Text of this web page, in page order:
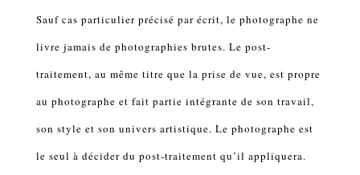
Sauf cas particulier précisé par écrit, le photographe ne
livre jamais de photographies brutes. Le post-
traitement, au même titre que la prise de vue, est propre
au photographe et fait partie intégrante de son travail,
son style et son univers artistique. Le photographe est
le seul à décider du post-traitement qu’il appliquera.